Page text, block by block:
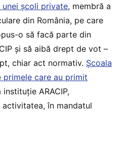
școli private, membră a
din România, pe care
o să facă parte din
și să aibă drept de vot –
chiar act normativ. Școala
care au primit
ARACIP,
activitatea, în mandatul